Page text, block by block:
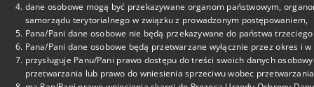
dane osobowe mogą być przekazywane organom państwowym,
samorządu terytorialnego w związku z prowadzonym postępowaniem,
Pana/Pani dane osobowe nie będą przekazywane do państwa
Pana/Pani dane osobowe będą przetwarzane wyłącznie przez okres i
przysługuje Panu/Pani prawo dostępu do treści swoich danych
przetwarzania lub prawo do wniesienia sprzeciwu wobec